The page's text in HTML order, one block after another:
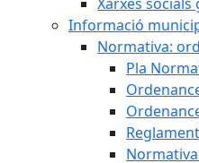
Informació
Normativa:
Pla